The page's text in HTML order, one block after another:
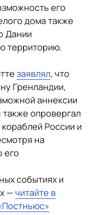
его
дома также
Дании
территорию.
заявлял, что
Гренландии,
аннексии
опровергал
России и
на
его
событиях и
— читайте в